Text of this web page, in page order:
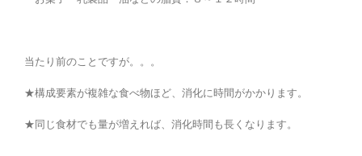
当たり前のことですが。。。
★構成要素が複雑な食べ物ほど、消化に時間がかかります。
★同じ食材でも量が増えれば、消化時間も長くなります。